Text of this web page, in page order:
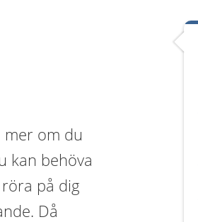
om du
kan behöva
på dig
Då